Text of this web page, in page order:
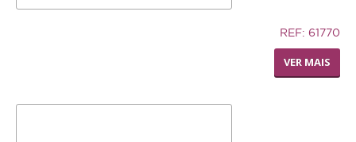
REF: 61770
VER MAIS